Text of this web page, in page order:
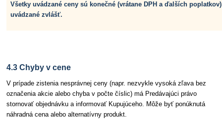
Všetky uvádzané ceny sú konečné (vrátane DPH a ďalších
uvádzané zvlášť.
4.3 Chyby v cene
V prípade zistenia nesprávnej ceny (napr. nezvykle vysoká zľava bez
označenia akcie alebo chyba v počte číslic) má Predávajúci právo
stornovať objednávku a informovať Kupujúceho. Môže byť ponúknutá
náhradná cena alebo alternatívny produkt.